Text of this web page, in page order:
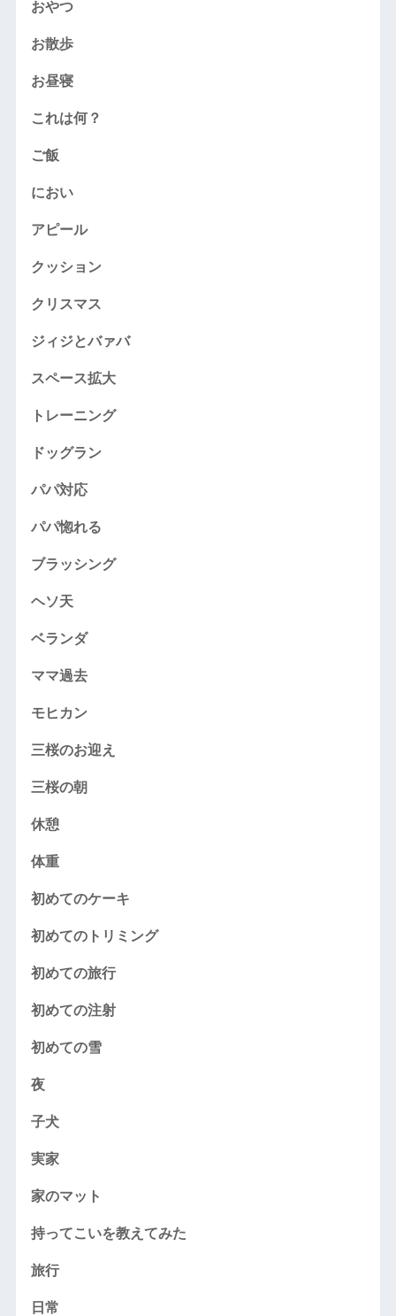
おやつ
お散歩
お昼寝
これは何？
ご飯
におい
アピール
クッション
クリスマス
ジィジとバァバ
スペース拡大
トレーニング
ドッグラン
パパ対応
パパ惚れる
ブラッシング
ヘソ天
ベランダ
ママ過去
モヒカン
三桜のお迎え
三桜の朝
休憩
体重
初めてのケーキ
初めてのトリミング
初めての旅行
初めての注射
初めての雪
夜
子犬
実家
家のマット
持ってこいを教えてみた
旅行
日常